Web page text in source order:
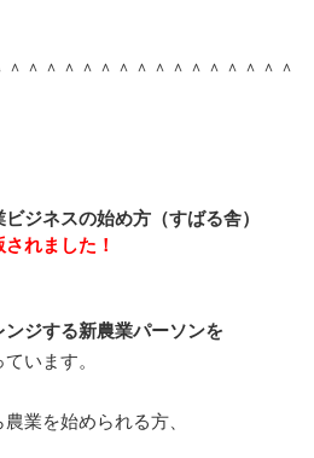
＾＾＾＾＾＾＾＾＾＾＾＾＾＾＾
ジネスの始め方（すばる舎）
れました！
ジする新農業パーソンを
います。
業を始められる方、